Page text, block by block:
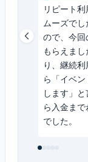
リピート
ムーズで
ので、今回
もらえま
り、継続
ら「イベ
します」
ら入金ま
でした。